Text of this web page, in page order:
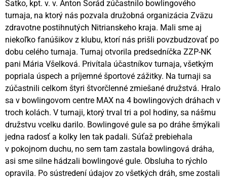
Satko, kpt. v. v. Anton Sorád zúčastnilo bowlingového
turnaja, na ktorý nás pozvala družobná organizácia Zväzu
zdravotne postihnutých Nitrianskeho kraja. Mali sme aj
niekoľko fanúšikov z klubu, ktorí nás prišli povzbudzovať po
dobu celého turnaja. Turnaj otvorila predsedníčka ZZP-NK
pani Mária Všelková. Privítala účastníkov turnaja, všetkým
popriala úspech a príjemné športové zážitky. Na turnaji sa
zúčastnili celkom štyri štvorčlenné zmiešané družstvá. Hralo
sa v bowlingovom centre MAX na 4 bowlingových dráhach v
troch kolách. V turnaji, ktorý trval tri a pol hodiny, sa nášmu
družstvu vcelku darilo. Bowlingové gule sa po dráhe šmýkali
jedna radosť a kolky len tak padali. Súťaž prebiehala
v pokojnom duchu, no sem tam zastala bowlingová dráha,
asi sme silne hádzali bowlingové gule. Obsluha to rýchlo
opravila. Po sústredení údajov zo všetkých dráh, sme zostali